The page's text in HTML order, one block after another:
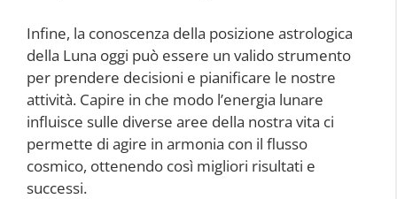
Infine, la conoscenza della posizione astrologica
della Luna oggi può essere un valido strumento
per prendere decisioni e pianificare le nostre
attività. Capire in che modo l’energia lunare
influisce sulle diverse aree della nostra vita ci
permette di agire in armonia con il flusso
cosmico, ottenendo così migliori risultati e
successi.